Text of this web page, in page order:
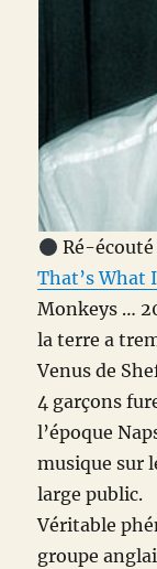
Ré-écouté
That’s What
Monkeys …
la terre a
Venus de
4 garçons
l’époque
musique sur
large public.
Véritable
groupe